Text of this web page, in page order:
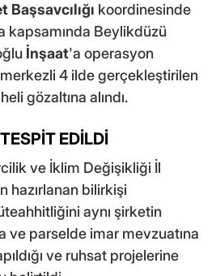
koordinesinde
kapsamında Beylikdüzü
İnşaat'a operasyon
4 ilde gerçekleştirilen
gözaltına alındı.
EDİLDİ
ve İklim Değişikliği İl
hazırlanan bilirkişi
aynı şirketin
ve parselde imar mevzuatına
ve ruhsat projelerine